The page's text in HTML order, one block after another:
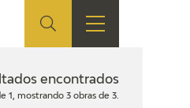
EDUCA
encontrados
1, mostrando 3 obras de 3.